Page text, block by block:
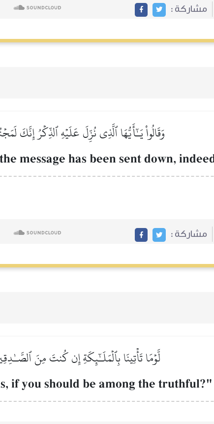
مشاركة :
وَقَالُواْ يَـٰٓأَيُّهَا ٱلَّذِي نُزِّلَ عَلَيۡهِ ٱلذِّكۡرُ إِنَّكَ
message has been sent down,
مشاركة :
لَّوۡمَا تَأۡتِينَا بِٱلۡمَلَـٰٓئِكَةِ إِن كُنتَ مِنَ
if you should be among the truthful?"